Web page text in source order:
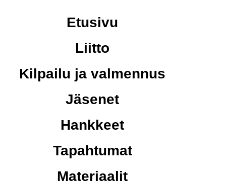
Etusivu
Liitto
Kilpailu ja valmennus
Jäsenet
Hankkeet
Tapahtumat
Materiaalit